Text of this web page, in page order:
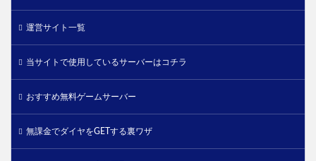
運営サイト一覧
当サイトで使用しているサーバーはコチラ
おすすめ無料ゲームサーバー
無課金でダイヤをGETする裏ワザ